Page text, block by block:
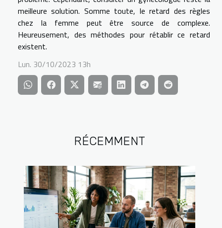
RÉCEMMENT
meilleure solution. Somme toute, le retard des règles
chez la femme peut être source de complexe.
Heureusement, des méthodes pour rétablir ce retard
existent.
Lun. 30/10/2023 13h